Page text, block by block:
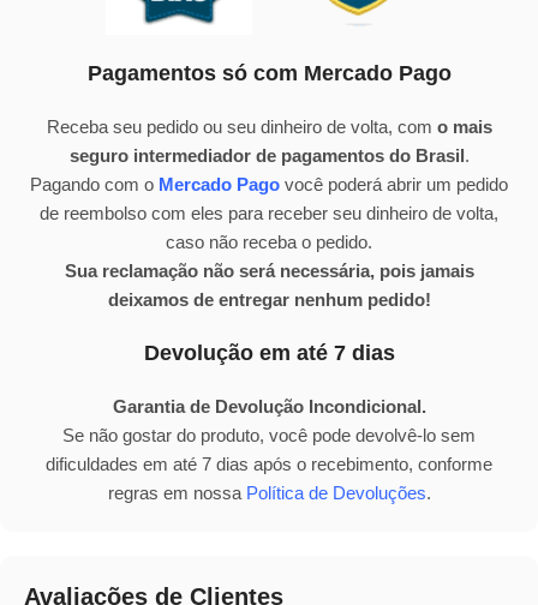
Pagamentos só com Mercado Pago
Receba seu pedido ou seu dinheiro de volta, com o mais
seguro intermediador de pagamentos do Brasil.
Pagando com o Mercado Pago você poderá abrir um pedido
de reembolso com eles para receber seu dinheiro de volta,
caso não receba o pedido.
Sua reclamação não será necessária, pois jamais
deixamos de entregar nenhum pedido!
Devolução em até 7 dias
Garantia de Devolução Incondicional.
Se não gostar do produto, você pode devolvê-lo sem
dificuldades em até 7 dias após o recebimento, conforme
regras em nossa Política de Devoluções.
Avaliações de Clientes